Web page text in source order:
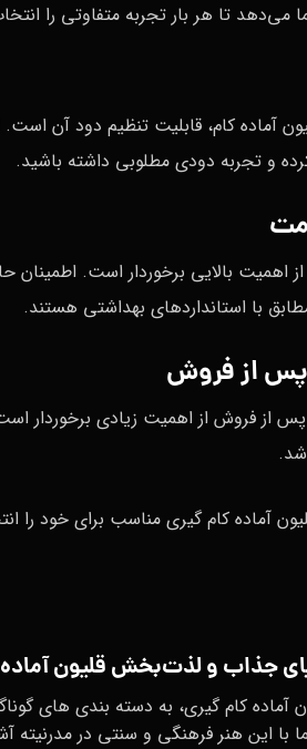
تا هر بار تجربه متفاوتی را
آماده کام، قابلیت تنظیم دود آن
و تجربه دودی مطلوبی داشته باشید.
اهمیت بالایی برخوردار است.
با استانداردهای بهداشتی هستند.
از فروش
از فروش از اهمیت زیادی برخوردار
شد.
آماده کام گیری مناسب برای خود
جذاب و لذت‌بخش قلیون
کام گیری، به دسته‌ بندی‌ های
با این هنر فرهنگی و سنتی در مدرنیته